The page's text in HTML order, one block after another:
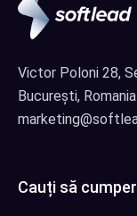
Victor Poloni 28,
București, Romania
Cauți să